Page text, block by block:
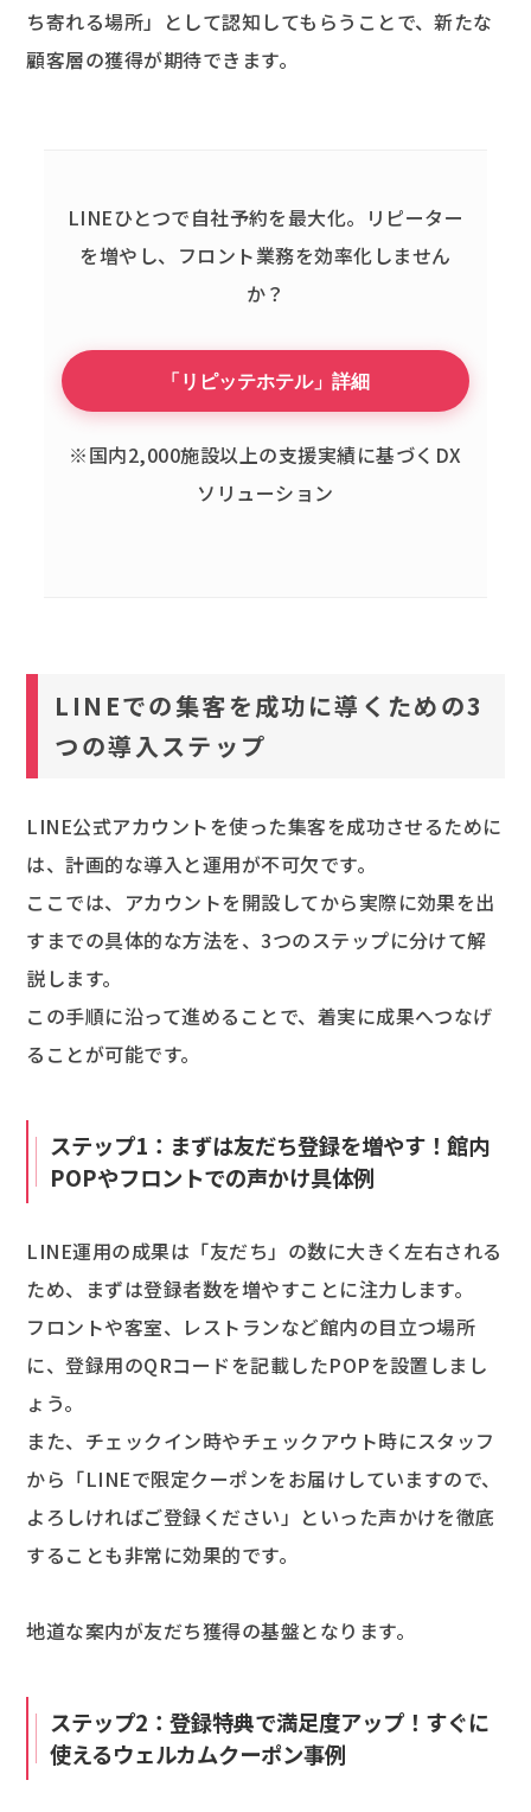
ち寄れる場所」として認知してもらうことで、新たな
顧客層の獲得が期待できます。
LINEひとつで自社予約を最大化。 リピーター
を増やし、フロント業務を効率化しません
か？
「リピッテホテル」詳細
※国内2,000施設以上の支援実績に基づくDX
ソリューション
LINEでの集客を成功に導くための3
つの導入ステップ
LINE公式アカウントを使った集客を成功させるために
は、計画的な導入と運用が不可欠です。
ここでは、アカウントを開設してから実際に効果を出
すまでの具体的な方法を、3つのステップに分けて解
説します。
この手順に沿って進めることで、着実に成果へつなげ
ることが可能です。
ステップ1：まずは友だち登録を増やす！館内
POPやフロントでの声かけ具体例
LINE運用の成果は「友だち」の数に大きく左右される
ため、まずは登録者数を増やすことに注力します。
フロントや客室、レストランなど館内の目立つ場所
に、登録用のQRコードを記載したPOPを設置しまし
ょう。
また、チェックイン時やチェックアウト時にスタッフ
から「LINEで限定クーポンをお届けしていますので、
よろしければご登録ください」といった声かけを徹底
することも非常に効果的です。
地道な案内が友だち獲得の基盤となります。
ステップ2：登録特典で満足度アップ！すぐに
使えるウェルカムクーポン事例